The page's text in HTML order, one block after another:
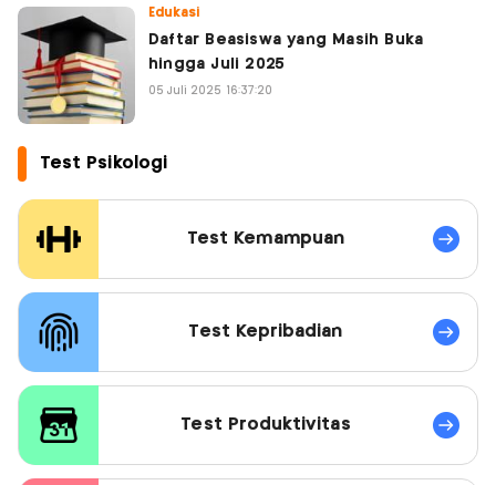
Edukasi
Daftar Beasiswa yang Masih Buka
hingga Juli 2025
05 Juli 2025 16:37:20
Test Psikologi
Test Kemampuan
Test Kepribadian
Test Produktivitas